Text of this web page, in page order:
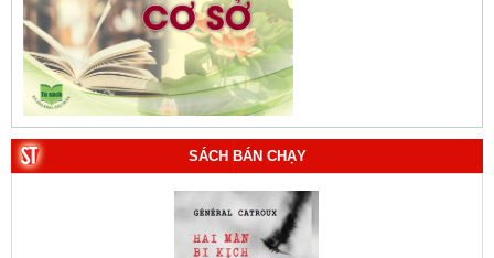
SÁCH BÁN CHẠY